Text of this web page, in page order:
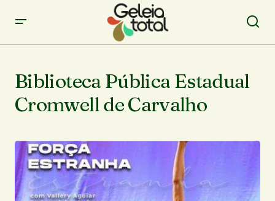
Biblioteca Pública Estadual
Cromwell de Carvalho